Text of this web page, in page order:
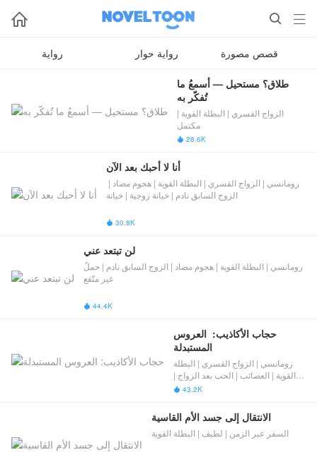
  
رواية رواية حوار قصص مصورة
طلاق؟ مستحيل — أسمعُ ما
تُفكّر به
الزواج القسري | البطلة القوية |
مكتمل
 28.6K
أنا لا أحبك بعد الآن
رومانسي | الزواج القسري | البطلة القوية | هجوم مضاد | ​
الزوج السابق نادم​​ | خيانة زوجية | خيانة
 30.8K
لن تبتعد عني
رومانسي | البطلة القوية | هجوم مضاد | ​الزوج السابق نادم​​ | حملٌ
غير متّقع
 44.4K
حجاب الأكاذيب:  العروس
المستبدلة
رومانسي | الزواج القسري | البطلة
القوية | العصائب | الحب بعد الزواج |
بديل
 43.2K
الانتقال إلى جسد الأم القاسية
السفر عبر الزمن | لطيف | البطلة القوية